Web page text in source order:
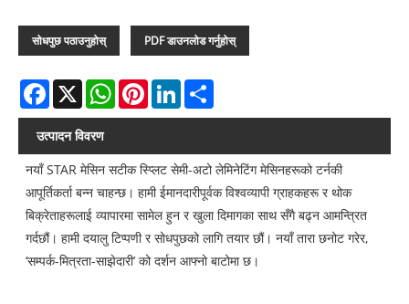
सोधपुछ पठाउनुहोस् PDF डाउनलोड गर्नुहोस्
Facebook
X WhatsAppPinterestLinkedIn
उत्पादन विवरण
नयाँ STAR मेसिन सटीक स्प्लिट सेमी-अटो लेमिनेटिंग मेसिनहरूको टर्नकी
आपूर्तिकर्ता बन्न चाहन्छ। हामी ईमानदारीपूर्वक विश्वव्यापी ग्राहकहरू र थोक
बिक्रेताहरूलाई व्यापारमा सामेल हुन र खुला दिमागका साथ सँगै बढ्न आमन्त्रित
गर्दछौं। हामी दयालु टिप्पणी र सोधपुछको लागि तयार छौं। नयाँ तारा छनोट गरेर,
‘सम्पर्क-मित्रता-साझेदारी’ को दर्शन आफ्नो बाटोमा छ।